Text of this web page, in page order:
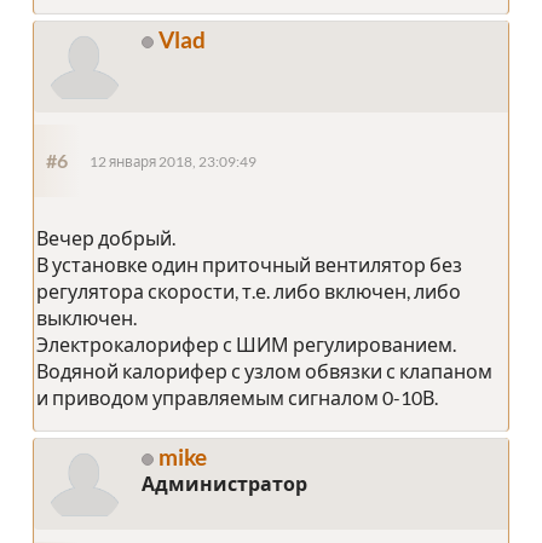
Vlad
#6 12 января 2018, 23:09:49
Вечер добрый.
В установке один приточный вентилятор без
регулятора скорости, т.е. либо включен, либо
выключен.
Электрокалорифер с ШИМ регулированием.
Водяной калорифер с узлом обвязки с клапаном
и приводом управляемым сигналом 0-10В.
mike
Администратор